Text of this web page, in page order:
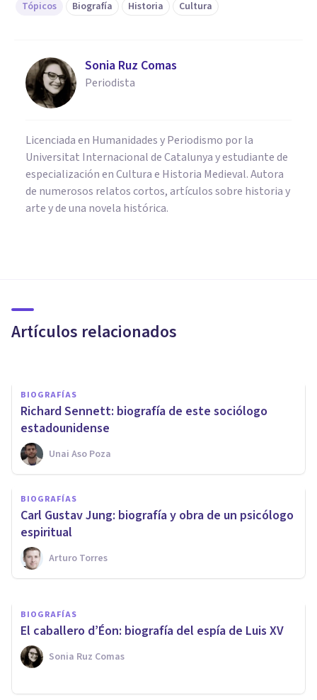
Tópicos Biografía Historia Cultura
Sonia Ruz Comas
Periodista
Licenciada en Humanidades y Periodismo por la
Universitat Internacional de Catalunya y estudiante de
especialización en Cultura e Historia Medieval. Autora
de numerosos relatos cortos, artículos sobre historia y
arte y de una novela histórica.
Artículos relacionados
estadounidense
BIOGRAFÍAS
Richard Sennett: biografía de este sociólogo
estadounidense
Unai Aso Poza
BIOGRAFÍAS
​Carl Gustav Jung: biografía y obra de un psicólogo
espiritual
Arturo Torres
BIOGRAFÍAS
Vere Gordon Childe: biografía
y aportes de este arqueólogo
australiano
Nahum Montagud Rubio
BIOGRAFÍAS
El caballero d’Éon: biografía del espía de Luis XV
Sonia Ruz Comas